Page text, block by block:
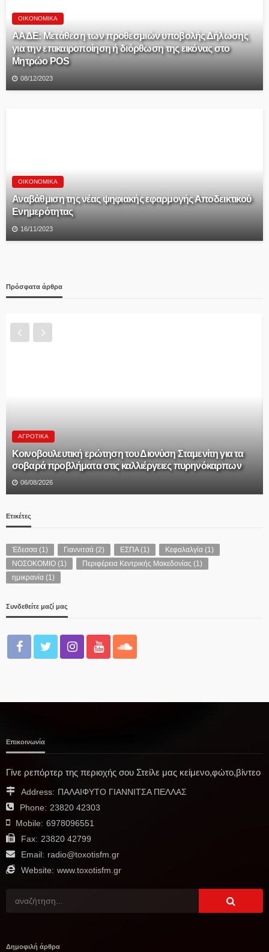
ΟΙΚΟΝΟΜΙΚΆ
ΑΑΔΕ: Μετάθεση των προθεσμιών υποβολής Δήλωσης
για την επικαιροποίηση ή διόρθωση της εικόνας στο
Μητρώο POS
08/12/2023
ΟΙΚΟΝΟΜΙΚΆ
Αναβάθμιση της νέας ψηφιακής εφαρμογής Αποδεικτικού
Ενημερότητας
16/11/2023
Πρόσφατα άρθρα
ΑΓΡΟΤΙΚΆ
Κοινοβουλευτική ερώτηση του Διονύση Σταμενίτη για τα
σοβαρά προβλήματα στις καλλιέργειες πυρηνόκαρπων
06/08/2026
Ετικέτες
Έδεσσα (1) Γιαννιτσά (2) ΕΣΠΑ(1) Κεφαλαλγία (1)
ΝΟΣΟΚΟΜΙΟ (1) Περιφέρεια Κεντρικής Μακεδονίας (1)
ημικρανία (1)
Συνδεθείτε μαζί μας
Επικοινωνία
Γίνε ρεπόρτερ της περιοχής σου Στείλε μας κείμενο,φώτο,βίντεο
Address: ΠΑΛΑΙΦΥΤΟ ΓΙΑΝΝΙΤΣΑ ΠΕΛΛΑΣ
Phone: 23820 42303
Mobile: 6978096551
Fax: 23820 42799
Email: radio@toxotisfm.gr
Website: www.toxotisfm.gr
Δημοφιλή άρθρα